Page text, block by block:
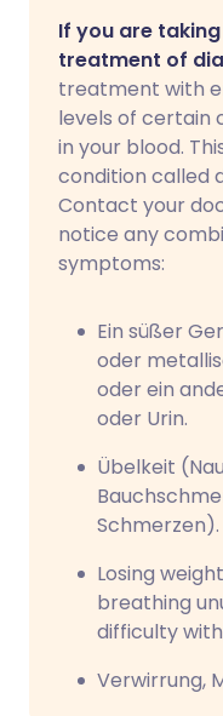
If you are
treatment of
treatment with
levels of certain
in your blood.
condition called
Contact your
notice any
symptoms:
Ein süßer
oder
oder ein
oder Urin.
Übelkeit
Schmerzen).
Losing
breathing
difficulty
Verwirrung,